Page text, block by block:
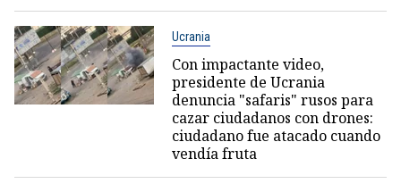
Ucrania
Con impactante video,
presidente de Ucrania
denuncia "safaris" rusos para
cazar ciudadanos con drones:
ciudadano fue atacado cuando
vendía fruta